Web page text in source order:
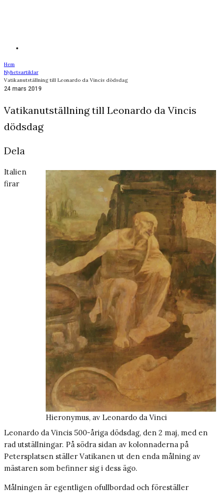
Hem
Nyhetsartiklar
Vatikanutställning till Leonardo da Vincis dödsdag
24 mars 2019
Vatikanutställning till Leonardo da Vincis
dödsdag
Dela
Hieronymus, av Leonardo da Vinci
Italien
firar
Leonardo da Vincis 500-åriga dödsdag, den 2 maj, med en
rad utställningar. På södra sidan av kolonnaderna på
Petersplatsen ställer Vatikanen ut den enda målning av
mästaren som befinner sig i dess ägo.
Målningen är egentligen ofullbordad och föreställer